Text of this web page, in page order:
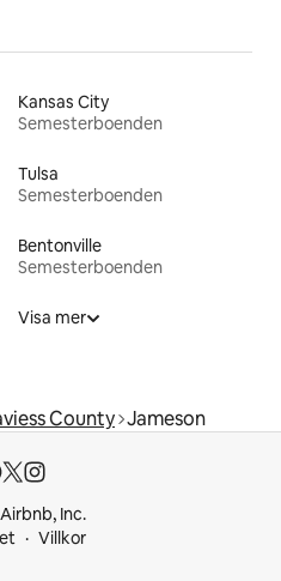
Kansas City
Semesterboenden
Tulsa
Semesterboenden
Bentonville
Semesterboenden
Visa mer
County Jameson
Inc.
Villkor